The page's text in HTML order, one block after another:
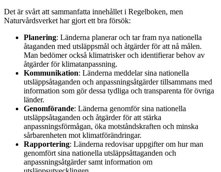
Det är svårt att sammanfatta innehållet i Regelboken, men
Naturvårdsverket har gjort ett bra försök:
Planering: Länderna planerar och tar fram nya nationella
åtaganden med utsläppsmål och åtgärder för att nå målen.
Man bedömer också klimatrisker och identifierar behov av
åtgärder för klimatanpassning.
Kommunikation: Länderna meddelar sina nationella
utsläppsåtaganden och anpassningsåtgärder tillsammans med
information som gör dessa tydliga och transparenta för övriga
länder.
Genomförande: Länderna genomför sina nationella
utsläppsåtaganden och åtgärder för att stärka
anpassningsförmågan, öka motståndskraften och minska
sårbarenheten mot klimatförändringar.
Rapportering: Länderna redovisar uppgifter om hur man
genomfört sina nationella utsläppsåttaganden och
anpassningsåtgärder samt information om